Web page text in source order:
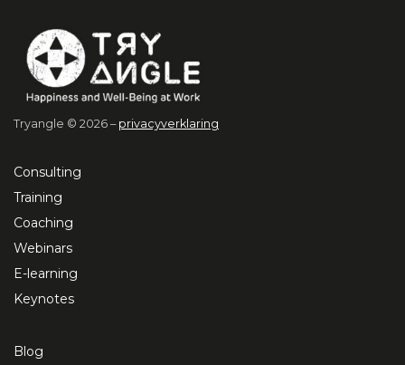
Tryangle © 2026 – privacyverklaring
Consulting
Training
Coaching
Webinars
E-learning
Keynotes
Blog